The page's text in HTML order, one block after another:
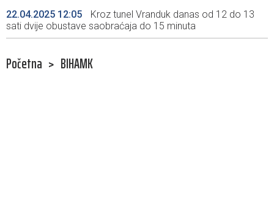
22.04.2025 12:05
Kroz tunel Vranduk danas od 12 do 13
sati dvije obustave saobraćaja do 15 minuta
Početna > BIHAMK